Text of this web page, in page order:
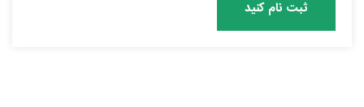
ثبت نام کنید